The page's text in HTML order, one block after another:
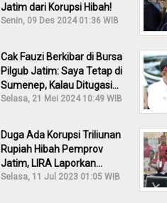
Jatim dari Korupsi Hibah!
Senin, 09 Des 2024 01:36 WIB
Cak Fauzi Berkibar di Bursa
Pilgub Jatim: Saya Tetap di
Sumenep, Kalau Ditugasi
Partai Lain Cerita!
Selasa, 21 Mei 2024 10:49 WIB
Duga Ada Korupsi Triliunan
Rupiah Hibah Pemprov
Jatim, LIRA Laporkan
Khofifah ke KPK: Dia Harus
Selasa, 11 Jul 2023 01:05 WIB